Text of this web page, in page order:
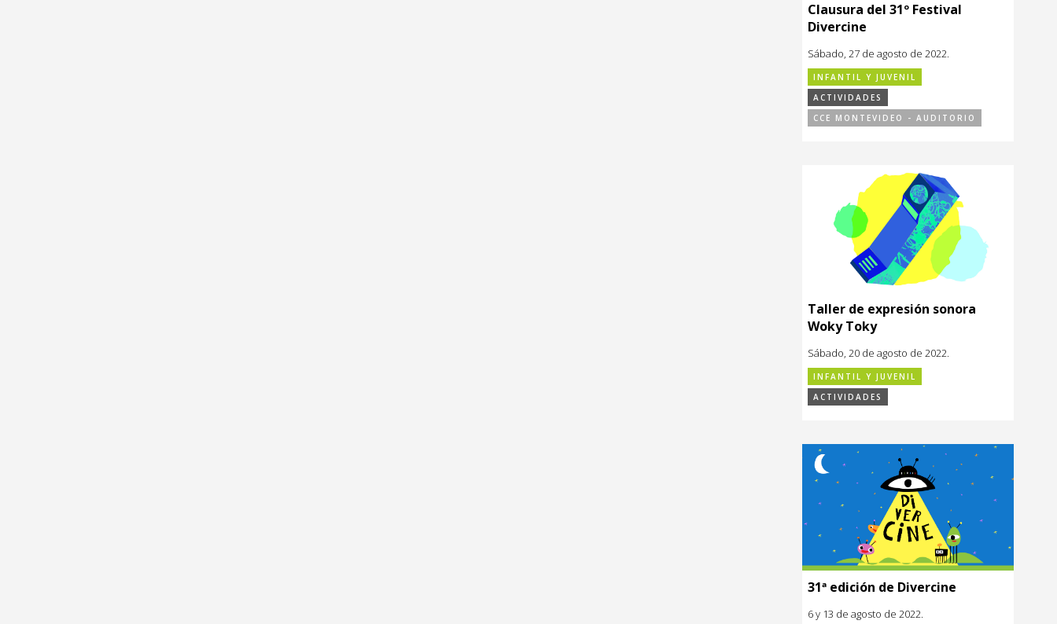
Clausura del 31º Festival
Divercine
Sábado, 27 de agosto de 2022.
INFANTIL Y JUVENIL
ACTIVIDADES
CCE MONTEVIDEO - AUDITORIO
Taller de expresión sonora
Woky Toky
Sábado, 20 de agosto de 2022.
INFANTIL Y JUVENIL
ACTIVIDADES
31ª edición de Divercine
6 y 13 de agosto de 2022.